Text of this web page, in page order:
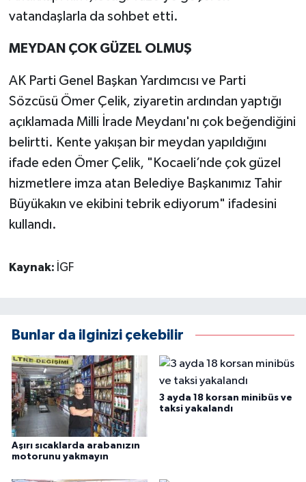
vatandaşlarla da sohbet etti.
MEYDAN ÇOK GÜZEL OLMUŞ
AK Parti Genel Başkan Yardımcısı ve Parti
Sözcüsü Ömer Çelik, ziyaretin ardından yaptığı
açıklamada Milli İrade Meydanı'nı çok beğendiğini
belirtti. Kente yakışan bir meydan yapıldığını
ifade eden Ömer Çelik, "Kocaeli’nde çok güzel
hizmetlere imza atan Belediye Başkanımız Tahir
Büyükakın ve ekibini tebrik ediyorum" ifadesini
kullandı.
Kaynak: İGF
Bunlar da ilginizi çekebilir
Aşırı sıcaklarda arabanızın
motorunu yakmayın
3 ayda 18 korsan minibüs ve
taksi yakalandı